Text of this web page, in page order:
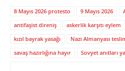
8 Mayıs 2026 protesto 9 Mayıs 2026
antifaşist direniş
askerlik karşıtı eylem
kızıl bayrak yasağı
Nazi Almanyası
savaş hazırlığına hayır
Sovyet anıtları